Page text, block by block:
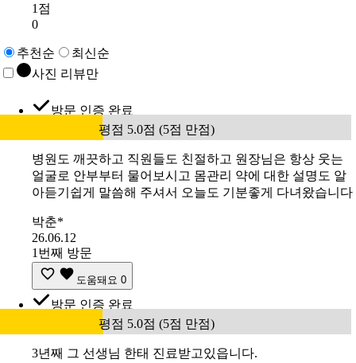
1점
0
추천순
최신순
사진 리뷰만
방문 인증 완료
평점 5.0점 (5점 만점)
병원도 깨끗하고 직원들도 친절하고 원장님은 항상 웃는
얼굴로 안부부터 물어보시고 몸관리 약에 대한 설명도 알
아듣기쉽게 말씀해 주셔서 오늘도 기분좋게 다녀왔습니다
박춘*
26.06.12
1번째 방문
도움돼요 0
방문 인증 완료
평점 5.0점 (5점 만점)
3년째 그 선생님 한태 진료받고있읍니다.